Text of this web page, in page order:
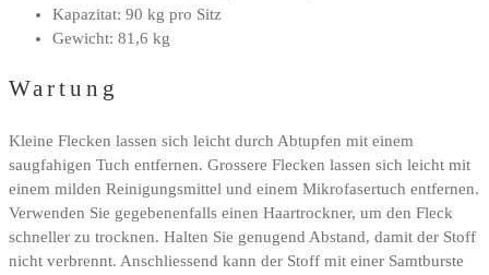
Kapazitat: 90 kg pro Sitz
Gewicht: 81,6 kg
Wartung
Kleine Flecken lassen sich leicht durch Abtupfen mit einem
saugfahigen Tuch entfernen. Grossere Flecken lassen sich leicht mit
einem milden Reinigungsmittel und einem Mikrofasertuch entfernen.
Verwenden Sie gegebenenfalls einen Haartrockner, um den Fleck
schneller zu trocknen. Halten Sie genugend Abstand, damit der Stoff
nicht verbrennt. Anschliessend kann der Stoff mit einer Samtburste